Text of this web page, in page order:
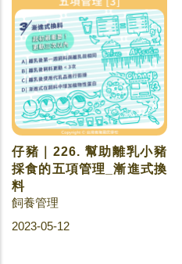
仔豬｜226. 幫助離乳小豬
採食的五項管理_漸進式換
料
飼養管理
2023-05-12